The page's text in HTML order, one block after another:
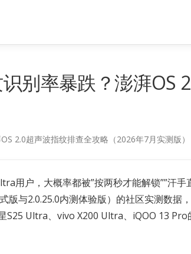
别率暴跌？澎湃OS
用户，大概率都被”按两秒才能解锁””汗
版与2.0.25.0内测体验版）的社区实测数
Ultra、vivo X200 Ultra、iQOO 13 Pro